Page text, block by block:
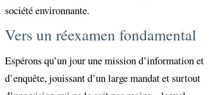
société environnante.
Vers un réexamen fondamental
Espérons qu’un jour une mission d’information et
d’enquête, jouissant d’un large mandat et surtout